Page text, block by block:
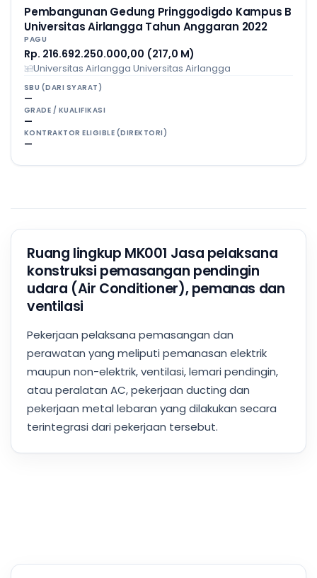
Pembangunan Gedung Pringgodigdo Kampus B
Universitas Airlangga Tahun Anggaran 2022
PAGU
Rp. 216.692.250.000,00 (217,0 M)
Universitas Airlangga Universitas Airlangga
SBU (DARI SYARAT)
—
GRADE / KUALIFIKASI
—
KONTRAKTOR ELIGIBLE (DIREKTORI)
—
Ruang lingkup MK001 Jasa pelaksana
konstruksi pemasangan pendingin
udara (Air Conditioner), pemanas dan
ventilasi
Pekerjaan pelaksana pemasangan dan
perawatan yang meliputi pemanasan elektrik
maupun non-elektrik, ventilasi, lemari pendingin,
atau peralatan AC, pekerjaan ducting dan
pekerjaan metal lebaran yang dilakukan secara
terintegrasi dari pekerjaan tersebut.